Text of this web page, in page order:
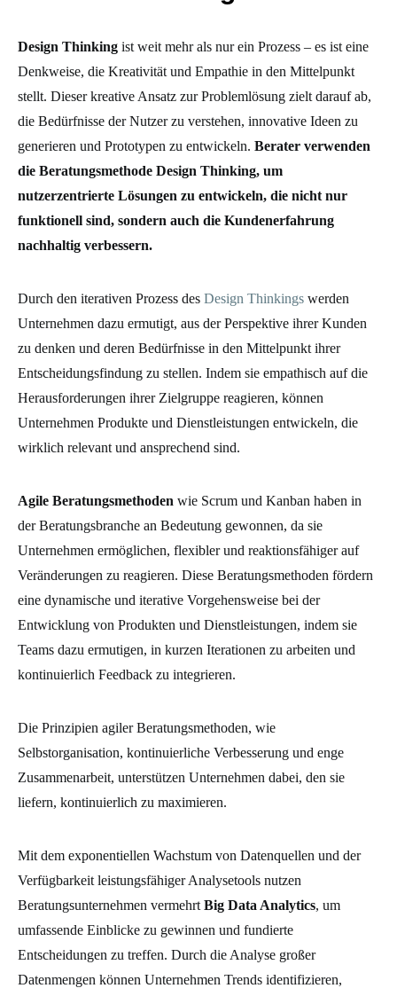
Design Thinking ist weit mehr als nur ein Prozess – es ist eine
Denkweise, die Kreativität und Empathie in den Mittelpunkt
stellt. Dieser kreative Ansatz zur Problemlösung zielt darauf ab,
die Bedürfnisse der Nutzer zu verstehen, innovative Ideen zu
generieren und Prototypen zu entwickeln. Berater verwenden
die Beratungsmethode Design Thinking, um
nutzerzentrierte Lösungen zu entwickeln, die nicht nur
funktionell sind, sondern auch die Kundenerfahrung
nachhaltig verbessern.
Durch den iterativen Prozess des Design Thinkings werden
Unternehmen dazu ermutigt, aus der Perspektive ihrer Kunden
zu denken und deren Bedürfnisse in den Mittelpunkt ihrer
Entscheidungsfindung zu stellen. Indem sie empathisch auf die
Herausforderungen ihrer Zielgruppe reagieren, können
Unternehmen Produkte und Dienstleistungen entwickeln, die
wirklich relevant und ansprechend sind.
Agile Beratungsmethoden wie Scrum und Kanban haben in
der Beratungsbranche an Bedeutung gewonnen, da sie
Unternehmen ermöglichen, flexibler und reaktionsfähiger auf
Veränderungen zu reagieren. Diese Beratungsmethoden fördern
eine dynamische und iterative Vorgehensweise bei der
Entwicklung von Produkten und Dienstleistungen, indem sie
Teams dazu ermutigen, in kurzen Iterationen zu arbeiten und
kontinuierlich Feedback zu integrieren.
Die Prinzipien agiler Beratungsmethoden, wie
Selbstorganisation, kontinuierliche Verbesserung und enge
Zusammenarbeit, unterstützen Unternehmen dabei, den sie
liefern, kontinuierlich zu maximieren.
Mit dem exponentiellen Wachstum von Datenquellen und der
Verfügbarkeit leistungsfähiger Analysetools nutzen
Beratungsunternehmen vermehrt Big Data Analytics, um
umfassende Einblicke zu gewinnen und fundierte
Entscheidungen zu treffen. Durch die Analyse großer
Datenmengen können Unternehmen Trends identifizieren,